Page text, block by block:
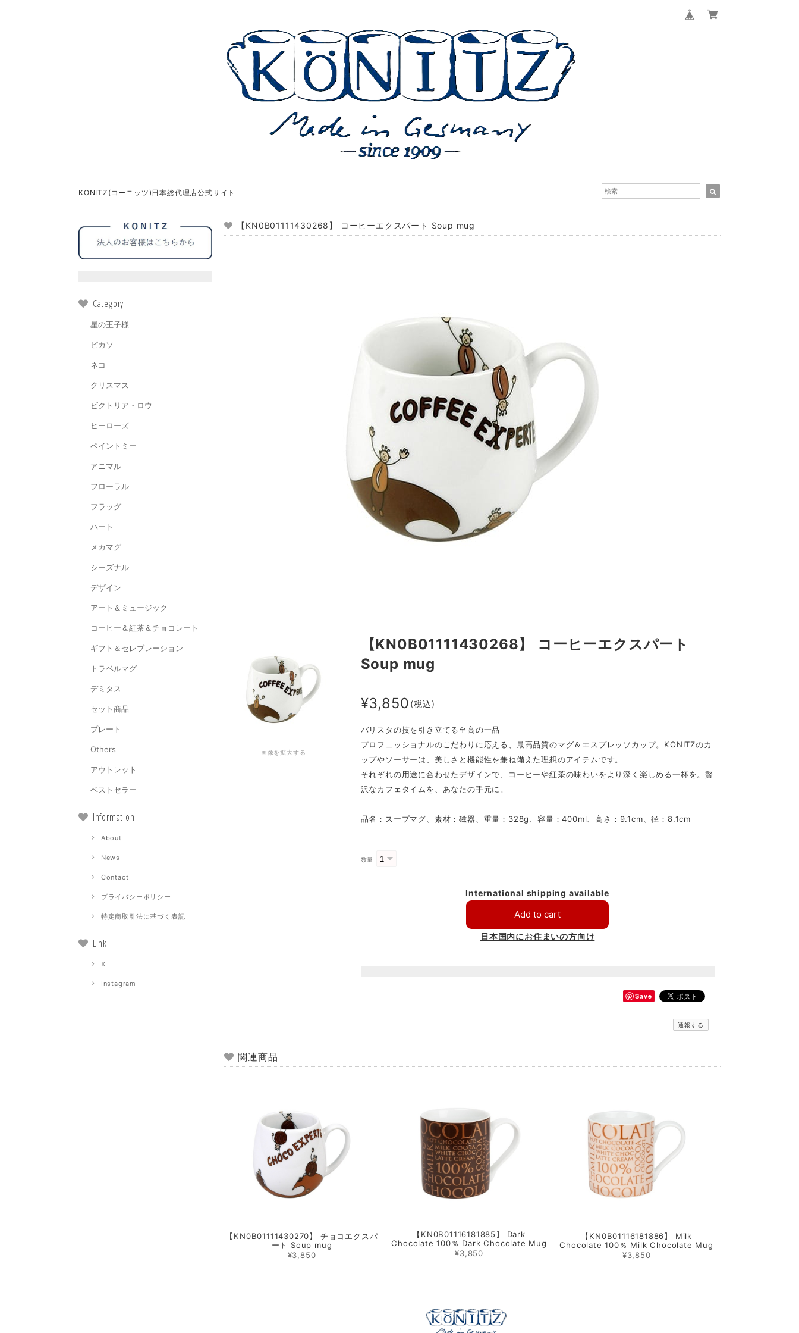
KONITZ(コーニッツ)日本総代理店公式サイト
Category
星の王子様
ピカソ
ネコ
クリスマス
ビクトリア・ロウ
ヒーローズ
ペイントミー
アニマル
フローラル
フラッグ
ハート
メカマグ
シーズナル
デザイン
アート＆ミュージック
コーヒー＆紅茶＆チョコレート
ギフト＆セレブレーション
トラベルマグ
デミタス
セット商品
プレート
Others
アウトレット
ベストセラー
Information
About
News
Contact
プライバシーポリシー
特定商取引法に基づく表記
Link
X
Instagram
【KN0B01111430268】 コーヒーエクスパート Soup mug
画像を拡大する
【KN0B01111430268】 コーヒーエクスパート
Soup mug
¥3,850 (税込)
バリスタの技を引き立てる至高の一品
プロフェッショナルのこだわりに応える、最高品質のマグ＆エスプレッソカップ。KONITZのカ
ップやソーサーは、美しさと機能性を兼ね備えた理想のアイテムです。
それぞれの用途に合わせたデザインで、コーヒーや紅茶の味わいをより深く楽しめる一杯を。贅
沢なカフェタイムを、あなたの手元に。
品名：スープマグ、素材：磁器、重量：328g、容量：400ml、高さ：9.1cm、径：8.1cm
数量
International shipping available
Add to cart
日本国内にお住まいの方向け
Save
通報する
関連商品
【KN0B01111430270】 チョコエクスパ
ート Soup mug
¥3,850
【KN0B01116181885】 Dark
Chocolate 100％ Dark Chocolate Mug
¥3,850
【KN0B01116181886】 Milk
Chocolate 100％ Milk Chocolate Mug
¥3,850